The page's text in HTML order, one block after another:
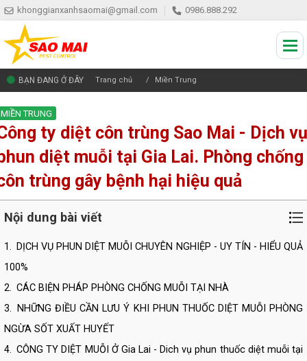
khonggianxanhsaomai@gmail.com 0986.888.292
BẠN ĐANG Ở ĐÂY Trang chủ Miền Trung
MIỀN TRUNG
ty diệt côn trùng Sao Mai - Dịch vụ
diệt muỗi tại Gia Lai. Phòng chống
trùng gây bệnh hại hiệu quả
Nội dung bài viết
1. DỊCH VỤ PHUN DIỆT MUỖI CHUYÊN NGHIỆP - UY TÍN - HIỂU QUẢ
100%
2. CÁC BIỆN PHÁP PHÒNG CHỐNG MUỖI TẠI NHÀ
3.
NHỮNG ĐIỀU CẦN LƯU Ý KHI PHUN THUỐC DIỆT MUỖI PHÒNG
NGỪA SỐT XUẤT HUYẾT
4. CÔNG TY DIỆT MUỖI Ở Gia Lai - Dich vụ phun thuốc diệt muỗi tại